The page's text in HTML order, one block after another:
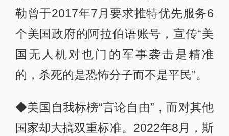
勒曾于2017年7月要求推特优先服务6
个美国政府的阿拉伯语账号，宣传“美
国无人机对也门的军事袭击是精准
的，杀死的是恐怖分子而不是平民”。
◆美国自我标榜“言论自由”，而对其他
国家却大搞双重标准。2022年8月，斯